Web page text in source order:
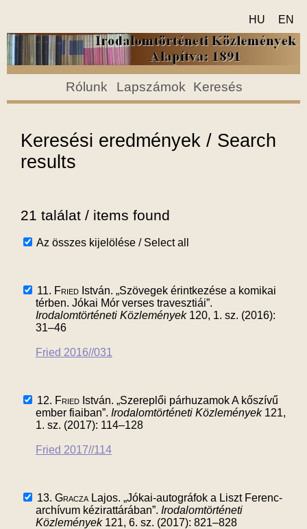
HU EN
Rólunk Lapszámok Keresés
Keresési eredmények / Search
results
21 találat / items found
Az összes kijelölése / Select all
11. Fried István. „Szövegek érintkezése a komikai
térben. Jókai Mór verses travesztiái”.
Irodalomtörténeti Közlemények120, 1. sz. (2016):
31–46
Fried 2016//031
12. Fried István. „Szereplői párhuzamok A kőszívű
ember fiaiban”. Irodalomtörténeti Közlemények121,
1. sz. (2017): 114–128
Fried 2017//114
13. Gracza Lajos. „Jókai-autográfok a Liszt Ferenc-
archívum kézirattárában”. Irodalomtörténeti
Közlemények121, 6. sz. (2017): 821–828